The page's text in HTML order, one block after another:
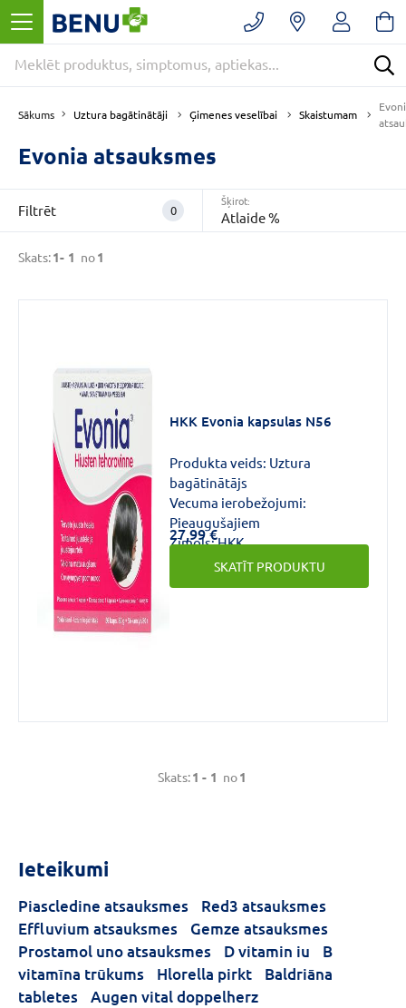
Sākums Uztura bagātinātāji Ģimenes veselībai Skaistumam
FiltrētNoņemt
filtrus
Kategorijas
E
APTIEKA
(1)
Ģimenes
veselībai
(1)
Skaistumam
VAIRĀK
līdz
Zīmols
HKK (1)
Evonia atsauksmes
Skats:1- 1 no1
Filtrēt 0
Šķirot:
Atlaide %
HKK Evonia kapsulas N56
Produkta veids: Uztura
bagātinātājs
Vecuma ierobežojumi:
Pieaugušajiem
Zīmols:HKK
27,99 €
SKATĪT PRODUKTU
Skats:1 - 1 no1
Ieteikumi
Piascledine atsauksmes
Red3 atsauksmes
Effluvium atsauksmes
Gemze atsauksmes
Prostamol uno atsauksmes
D vitamin iu
B
vitamīna trūkums
Hlorella pirkt
Baldriāna
tabletes
Augen vital doppelherz